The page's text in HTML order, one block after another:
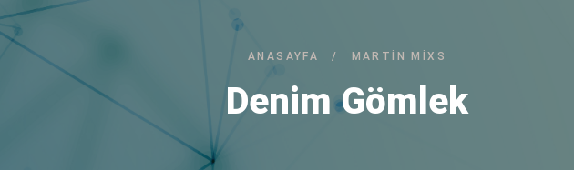
ANASAYFA / MARTIN MIXS
Denim Gömlek